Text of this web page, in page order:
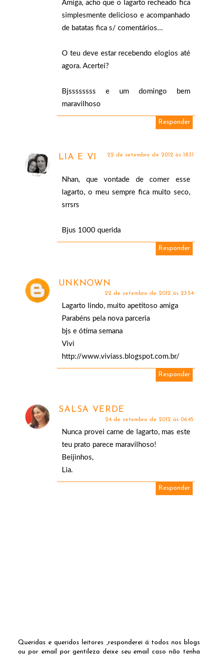
Amiga, acho que o lagarto recheado fica
simplesmente delicioso e acompanhado
de batatas fica s/ comentários...
O teu deve estar recebendo elogios até
agora. Acertei?
Bjssssssss e um domingo bem
maravilhoso
Responder
LIA E VI 22 de setembro de 2012 às 18:31
Nhan, que vontade de comer esse
lagarto, o meu sempre fica muito seco,
srrsrs
Bjus 1000 querida
Responder
UNKNOWN
22 de setembro de 2012 às 23:54
Lagarto lindo, muito apetitoso amiga
Parabéns pela nova parceria
bjs e ótima semana
Vivi
http://www.viviass.blogspot.com.br/
Responder
SALSA VERDE
24 de setembro de 2012 às 06:45
Nunca provei carne de lagarto, mas este
teu prato parece maravilhoso!
Beijinhos,
Lia.
Responder
Queridas e queridos leitores ,responderei á todos nos blogs
ou por email por gentileza deixe seu email caso não tenha